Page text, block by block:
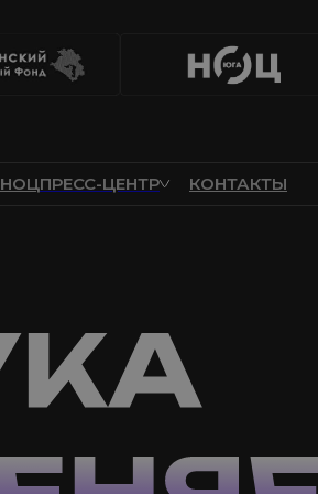
НОЦПРЕСС-ЦЕНТР КОНТАКТЫ